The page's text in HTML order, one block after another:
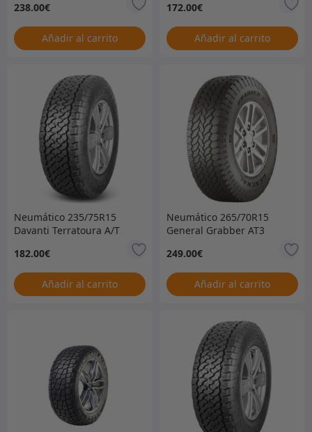
238.00€
Añadir al carrito
ACTUALMENTE AGOTADO
– SIN FECHA DE
VENCIMIENTO –
31/1050R15DAVTT
172.00€
Añadir al carrito
Neumático 235/75R15
Davanti Terratoura A/T
182.00€
Añadir al carrito
Neumático 265/70R15
General Grabber AT3
265/70R15GGAT3
249.00€
Añadir al carrito